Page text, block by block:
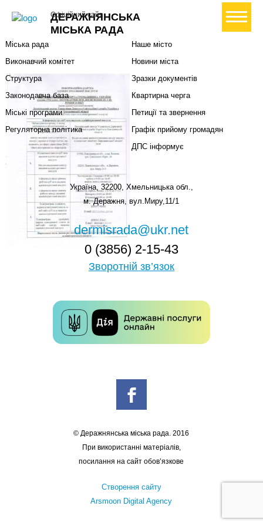
ДЕРАЖНЯНСЬКА
МІСЬКА РАДА
Офіційний сайт+ Створити петицію
Міський голова
Міська рада
Виконавчий комітет
Структура
Законодавча база
Міські програми
Регуляторна політика
Наше місто
Новини міста
Зразки документів
Квартирна черга
Петиції та звернення
Графік прийому громадян
ДПС інформує
Україна, 32200, Хмельницька обл.,
м. Деражня, вул.Миру,11/1
dermisrada@ukr.net
0 (3856) 2-15-43
Зворотній зв’язок
© Деражнянська міська рада. 2016
При використанні матеріалів,
посилання на сайт обов’язкове
Створення сайту
Arsmoon Digital Agency